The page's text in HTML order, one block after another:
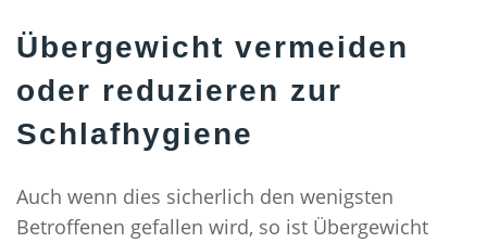
BLOG
Übergewicht vermeiden
oder reduzieren zur
Schlafhygiene
Auch wenn dies sicherlich den wenigsten
Betroffenen gefallen wird, so ist Übergewicht